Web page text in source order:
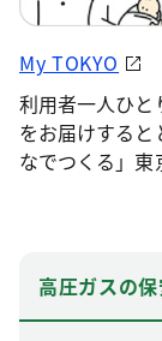
My TOKYO
利用者一人ひと
をお届けする
なでつくる」東
高圧ガスの